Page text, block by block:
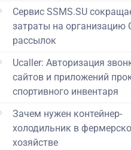
Сервис SSMS.SU
затраты на организацию
рассылок
Ucaller: Авторизация
сайтов и приложений
спортивного инвентаря
Зачем нужен контейнер-
холодильник в
хозяйстве